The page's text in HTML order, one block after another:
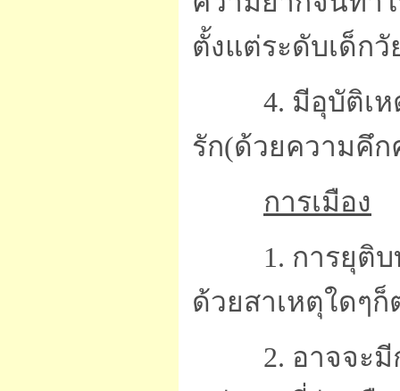
ตั้งแต่ระดับเด็ก
4. มีอุบัติเหตุ
รัก(ด้วยความคึก
การเมือง
1. การยุติบทบ
ด้วยสาเหตุใดๆก็
2. อาจจะมีก